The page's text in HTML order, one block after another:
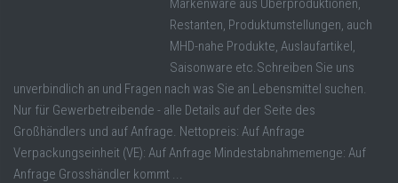
Markenware aus Überproduktionen,
Restanten, Produktumstellungen, auch
MHD-nahe Produkte, Auslaufartikel,
Saisonware etc.Schreiben Sie uns
unverbindlich an und Fragen nach was Sie an Lebensmittel suchen.
Nur für Gewerbetreibende - alle Details auf der Seite des
Großhändlers und auf Anfrage. Nettopreis: Auf Anfrage
Verpackungseinheit (VE): Auf Anfrage Mindestabnahmemenge: Auf
Anfrage Grosshändler kommt ...